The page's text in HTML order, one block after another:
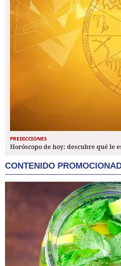
PREDICCIONES
Horóscopo de hoy: descubre qué le
CONTENIDO